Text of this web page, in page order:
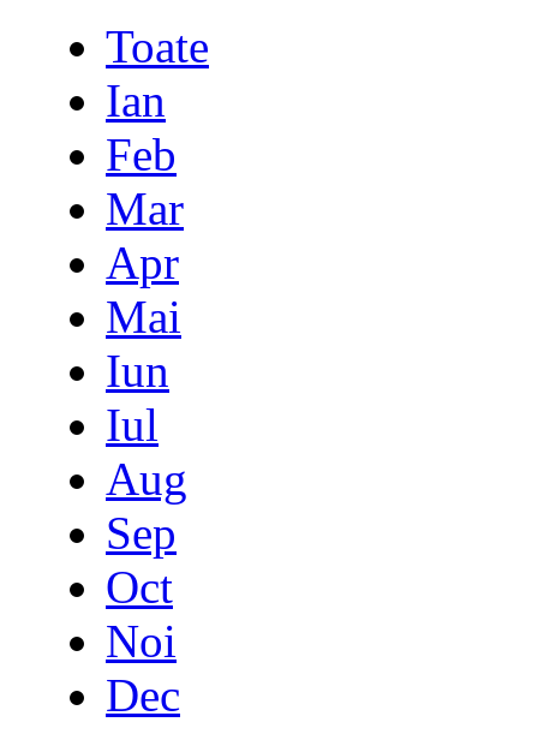
Toate
Ian
Feb
Mar
Apr
Mai
Iun
Iul
Aug
Sep
Oct
Noi
Dec